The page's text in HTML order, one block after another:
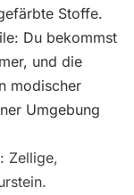
Stoffe.
Du bekommst
und die
modischer
Umgebung
Zellige,